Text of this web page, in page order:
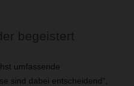
begeistert
umfassende
sind dabei entscheidend“,